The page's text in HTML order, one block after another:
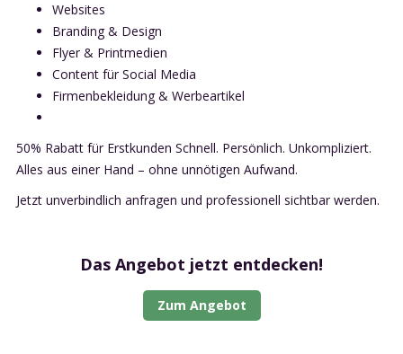
Websites
Branding & Design
Flyer & Printmedien
Content für Social Media
Firmenbekleidung & Werbeartikel
50% Rabatt für Erstkunden Schnell. Persönlich. Unkompliziert.
Alles aus einer Hand – ohne unnötigen Aufwand.
Jetzt unverbindlich anfragen und professionell sichtbar werden.
Das Angebot jetzt entdecken!
Zum Angebot